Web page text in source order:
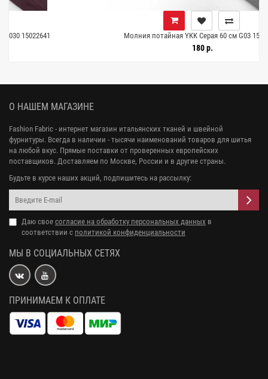
Молния потайная YKK Серая 60 см G03 15022640
О НАШЕМ МАГАЗИНЕ
Fashion Fabric - интернет магазин итальянских тканей и швейной
фурнитуры. Всегда в наличии - тысячи наименований товаров для шитья
на любой вкус. Прямые поставки от проверенных европейских
поставщиков. Доставляем по Москве, России и в другие страны.
Будьте в курсе наших акций, подпишитесь на рассылку:
Даю свое согласие на обработку персональных данных в
соответствии с политикой конфиденциальности
МЫ В СОЦИАЛЬНЫХ СЕТЯХ
ПРИНИМАЕМ К ОПЛАТЕ